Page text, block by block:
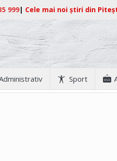
999| Cele mai noi știri din
Sport